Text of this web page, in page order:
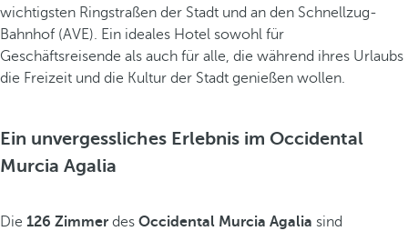
wichtigsten Ringstraßen der Stadt und an den Schnellzug-
Bahnhof (AVE). Ein ideales Hotel sowohl für
Geschäftsreisende als auch für alle, die während ihres Urlaubs
die Freizeit und die Kultur der Stadt genießen wollen.
Ein unvergessliches Erlebnis im Occidental
Murcia Agalia
Die 126 Zimmer des Occidental Murcia Agalia sind